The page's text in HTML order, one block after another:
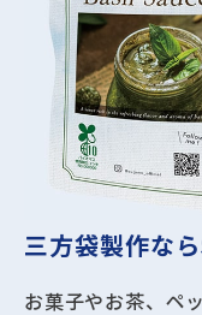
三方袋製作なら
お菓子やお茶、ペ